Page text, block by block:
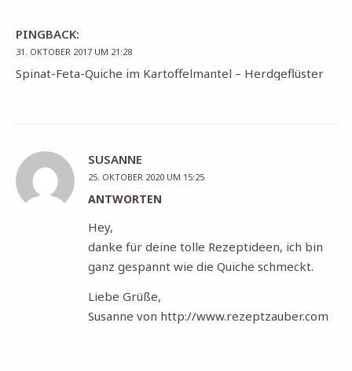
PINGBACK:
31. OKTOBER 2017 UM 21:28
Spinat-Feta-Quiche im Kartoffelmantel – Herdgeflüster
SUSANNE
25. OKTOBER 2020 UM 15:25
ANTWORTEN
Hey,
danke für deine tolle Rezeptideen, ich bin
ganz gespannt wie die Quiche schmeckt.
Liebe Grüße,
Susanne von http://www.rezeptzauber.com